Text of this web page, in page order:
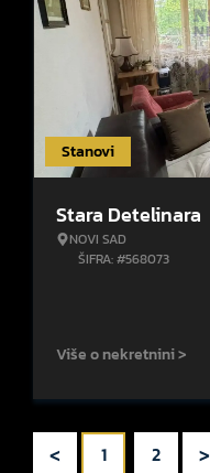
Stanovi
Stara Detelinara
NOVI SAD
ŠIFRA: #568073
Više o nekretnini >
< 1 2 >